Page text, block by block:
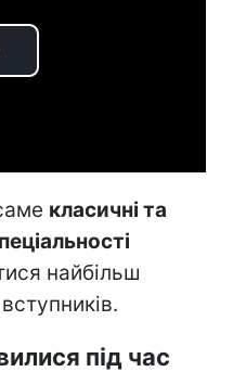
класичні та
найбільш
під час